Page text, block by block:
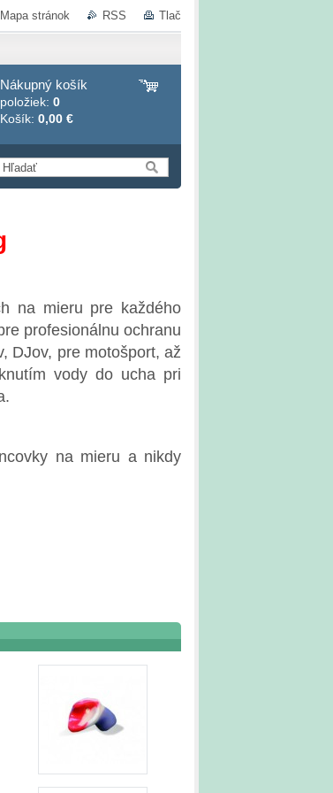
Mapa stránok RSS Tlač
Nákupný košík
položiek: 0
Košík: 0,00 €
na mieru pre každého
profesionálnu ochranu
DJov, pre motošport, až
vody do ucha pri
na mieru a nikdy